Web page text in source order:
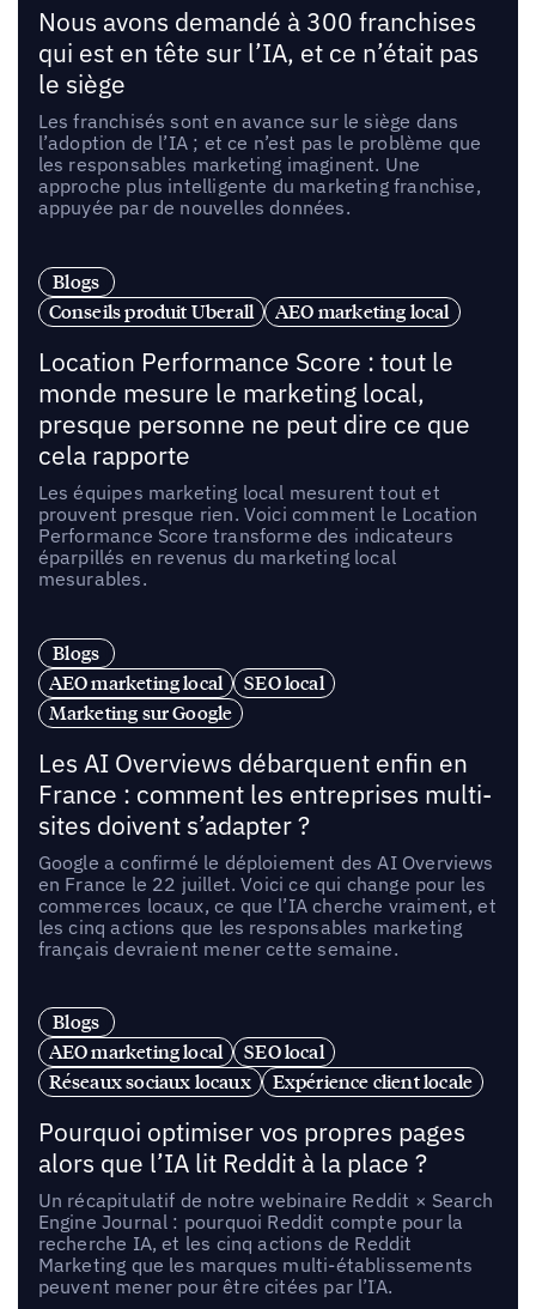
Nous avons demandé à 300 franchises
qui est en tête sur l’IA, et ce n’était pas
le siège
Les franchisés sont en avance sur le siège dans
l’adoption de l’IA ; et ce n’est pas le problème que
les responsables marketing imaginent. Une
approche plus intelligente du marketing franchise,
appuyée par de nouvelles données.
Blogs
Conseils produit Uberall
AEO marketing local
Location Performance Score : tout le
monde mesure le marketing local,
presque personne ne peut dire ce que
cela rapporte
Les équipes marketing local mesurent tout et
prouvent presque rien. Voici comment le Location
Performance Score transforme des indicateurs
éparpillés en revenus du marketing local
mesurables.
Blogs
AEO marketing local
SEO local
Marketing sur Google
Les AI Overviews débarquent enfin en
France : comment les entreprises multi-
sites doivent s’adapter ?
Google a confirmé le déploiement des AI Overviews
en France le 22 juillet. Voici ce qui change pour les
commerces locaux, ce que l’IA cherche vraiment, et
les cinq actions que les responsables marketing
français devraient mener cette semaine.
Blogs
AEO marketing local
SEO local
Réseaux sociaux locaux
Expérience client locale
Pourquoi optimiser vos propres pages
alors que l’IA lit Reddit à la place ?
Un récapitulatif de notre webinaire Reddit × Search
Engine Journal : pourquoi Reddit compte pour la
recherche IA, et les cinq actions de Reddit
Marketing que les marques multi-établissements
peuvent mener pour être citées par l’IA.